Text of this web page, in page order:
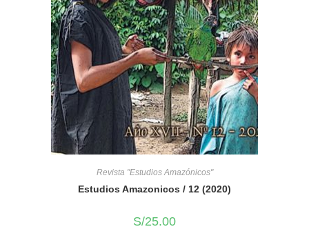
Revista "Estudios Amazónicos"
Estudios Amazonicos / 12 (2020)
S/25.00